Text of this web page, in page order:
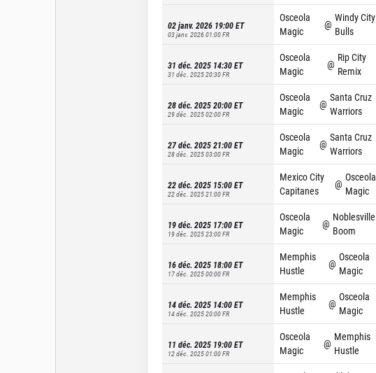
02 janv. 2026 19:00ET
03 janv. 2026 01:00FR
Osceola
Magic
@
Windy City
Bulls
31 déc. 2025 14:30ET
31 déc. 2025 20:30FR
Osceola
Magic
@
Rip City
Remix
28 déc. 2025 20:00ET
29 déc. 2025 02:00FR
Osceola
Magic
@
Santa Cruz
Warriors
27 déc. 2025 21:00ET
28 déc. 2025 03:00FR
Osceola
Magic
@
Santa Cruz
Warriors
22 déc. 2025 15:00ET
22 déc. 2025 21:00FR
Mexico City
Capitanes
@
Osceola
Magic
19 déc. 2025 17:00ET
19 déc. 2025 23:00FR
Osceola
Magic
@
Noblesville
Boom
16 déc. 2025 18:00ET
17 déc. 2025 00:00FR
Memphis
Hustle
@
Osceola
Magic
14 déc. 2025 14:00ET
14 déc. 2025 20:00FR
Memphis
Hustle
@
Osceola
Magic
11 déc. 2025 19:00ET
12 déc. 2025 01:00FR
Osceola
Magic
@
Memphis
Hustle